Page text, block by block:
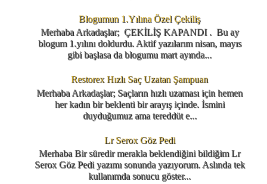
Blogumun 1.Yılına Özel Çekiliş
Merhaba Arkadaşlar; ÇEKİLİŞ KAPANDI . Bu ay
blogum 1.yılını doldurdu. Aktif yazılarım nisan, mayıs
gibi başlasa da blogumu mart ayında...
Restorex Hızlı Saç Uzatan Şampuan
Merhaba Arkadaşlar; Saçların hızlı uzaması için hemen
her kadın bir beklenti bir arayış içinde. İsmini
duyduğumuz ama tereddüt e...
Lr Serox Göz Pedi
Merhaba Bir süredir merakla beklendiğini bildiğim Lr
Serox Göz Pedi yazımı sonunda yazıyorum. Aslında tek
kullanımda sonucu göster...